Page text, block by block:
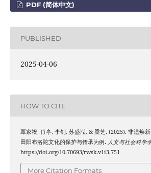
PDF (简体中文)
PUBLISHED
2025-04-06
HOW TO CITE
覃家祝, 肖亭, 李钊, 苏盛滢, & 梁芝. (2025). 非遗焕
田阳布洛陀文化的保护与传承为例. 人文与社会科学
https://doi.org/10.70693/rwsk.v1i3.751
More Citation Formats